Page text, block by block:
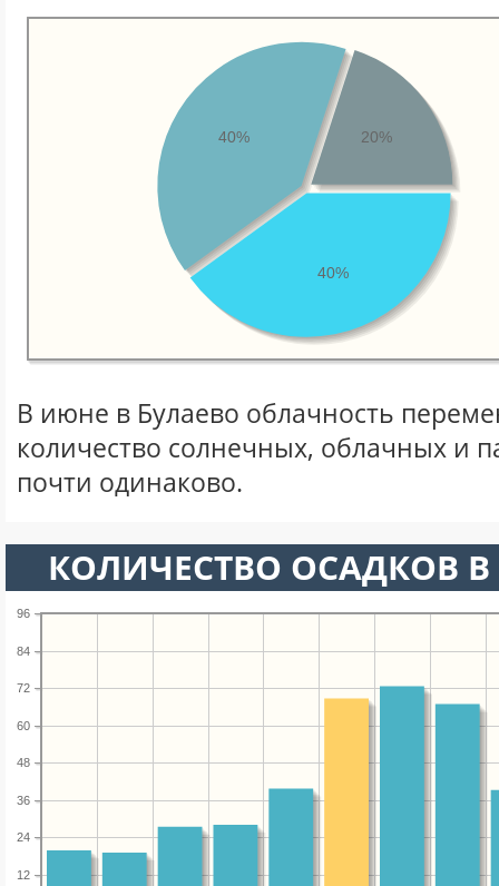
40%
40% 20%
В июне в Булаево облачность
количество солнечных, облачных и
почти одинаково.
КОЛИЧЕСТВО ОСАДКОВ
12
24
36
48
60
72
84
96